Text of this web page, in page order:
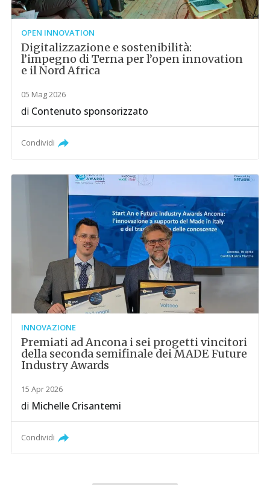
OPEN INNOVATION
Digitalizzazione e sostenibilità:
l’impegno di Terna per l’open innovation
e il Nord Africa
05 Mag 2026
di Contenuto sponsorizzato
Condividi
INNOVAZIONE
Premiati ad Ancona i sei progetti vincitori
della seconda semifinale dei MADE Future
Industry Awards
15 Apr 2026
di Michelle Crisantemi
Condividi